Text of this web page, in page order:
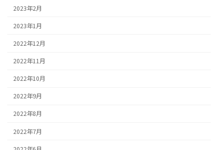
2023年2月
2023年1月
2022年12月
2022年11月
2022年10月
2022年9月
2022年8月
2022年7月